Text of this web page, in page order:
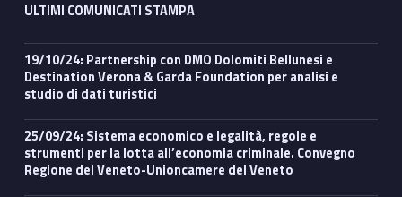
ULTIMI COMUNICATI STAMPA
19/10/24: Partnership con DMO Dolomiti Bellunesi e
Destination Verona & Garda Foundation per analisi e
studio di dati turistici
25/09/24: Sistema economico e legalità, regole e
strumenti per la lotta all’economia criminale. Convegno
Regione del Veneto-Unioncamere del Veneto